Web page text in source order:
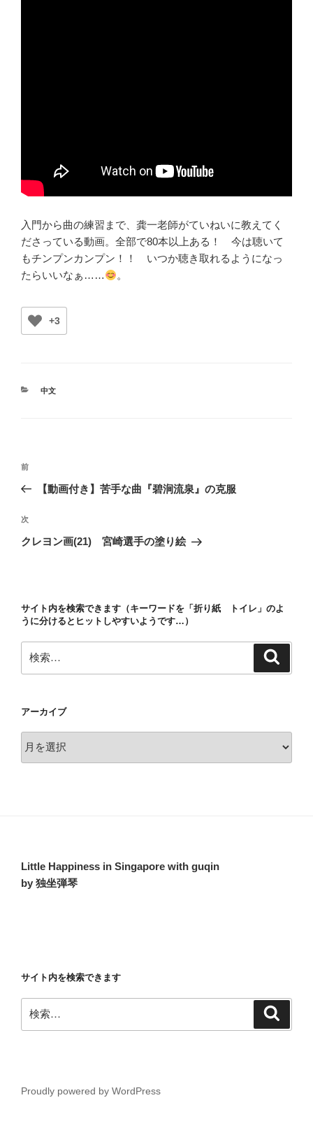
入門から曲の練習まで、龚一老師がていねいに教えてく
ださっている動画。全部で80本以上ある！ 今は聴いて
もチンプンカンプン！！ いつか聴き取れるようになっ
たらいいなぁ……
。
+3
カ
中文
投
ビ
ゲ
ン
前
の
稿
前
【動画付き】苦手な曲『碧涧流泉』の克服
次
の
次
クレヨン画(21) 宮崎選手の塗り絵
サイト内を検索できます（キーワードを「折り紙 トイレ」のよ
うに分けるとヒットしやすいようです…）
索:
アーカイブ
ー
Little Happiness in Singapore with guqin
by 独坐弾琴
サイト内を検索できます
索:
Proudly powered by WordPress